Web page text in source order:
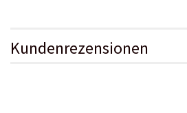
Kundenrezensionen